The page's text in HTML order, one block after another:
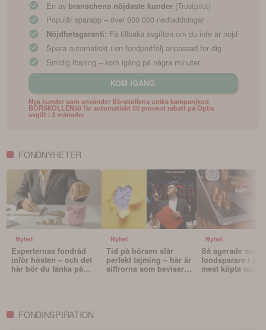
En av branschens nöjdaste kunder (Trustpilot)
Populär sparapp – över 600 000 nedladdningar
Nöjdhetsgaranti: Få tillbaka avgiften om du inte är nöjd
Spara automatiskt i en fondportfölj anpassad för dig
Smidig lösning – kom igång på några minuter
KOM IGÅNG
Nya kunder som använder Börskollens unika kampanjkod
BORSKOLLEN50 får automatiskt 50 procent rabatt på Optis
avgift i 3 månader
FONDNYHETER
Nyhet
Experternas fondråd
inför hösten – och det
här bör du tänka på
Nyhet
Tid på börsen slår
perfekt tajming – här är
siffrorna som bevisar
Nyhet
Så agerade
fondsparare i juli
mest köpta och
FONDINSPIRATION